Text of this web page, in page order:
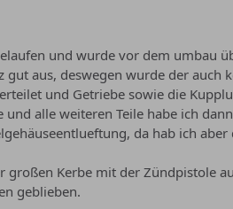
und wurde vor dem umbau
gut aus, deswegen wurde der auch
und Getriebe sowie die
und alle weiteren Teile habe ich
da hab ich
großen Kerbe mit der Zündpistole
geblieben.